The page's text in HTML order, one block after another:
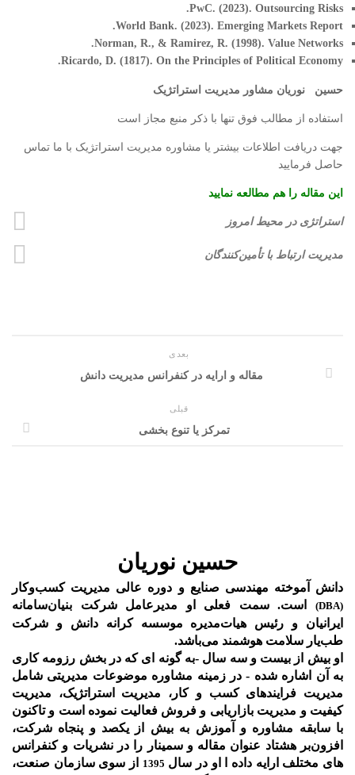
PwC. (2023). Outsourcing Risks.
World Bank. (2023). Emerging Markets Report.
Norman, R., & Ramirez, R. (1998). Value Networks.
Ricardo, D. (1817). On the Principles of Political Economy.
حسین نوریان مشاور مدیریت استراتژیک
استفاده از مطالب فوق تنها با ذکر منبع مجاز است
جهت دریافت اطلاعات بیشتر یا مشاوره مدیریت استراتژیک با ما تماس
حاصل فرمایید
این مقاله را هم مطالعه نمایید
استراتژی در محیط امروز
مدیریت ارتباط با تأمین‌کنندگان
بعدی
مقاله و ارایه در کنفرانس مدیریت دانش
قبلی
تمرکز یا تنوع بخشی
حسین نوریان
دانش آموخته مهندسی صنایع و دوره عالی مدیریت کسب‌و‌کار
(DBA)
است. سمت فعلی او مدیرعامل شرکت بنیان‌سامانه
ایرانیان و رئیس هیات‌مدیره موسسه کرانه دانش و شرکت
طب‌یار سلامت هوشمند می‌باشد.
او بیش از بیست و سه سال -به گونه ای که در بخش رزومه کاری
به آن اشاره شده - در زمینه مشاوره موضوعات مدیریتی شامل
مدیریت فرایندهای کسب و کار، مدیریت استراتژیک، مدیریت
کیفیت و مدیریت بازاریابی و فروش فعالیت نموده است و تاکنون
با سابقه مشاوره و آموزش به بیش از یکصد و پنجاه شرکت،
افزون‌بر هشتاد عنوان مقاله و سمینار را در نشریات و کنفرانس
های مختلف ارایه داده ا او در سال 1395
از سوی سازمان صنعت،